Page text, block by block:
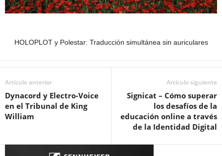
HOLOPLOT y Polestar: Traducción simultánea sin auriculares
Artículo anterior
Dynacord y Electro-Voice
en el Tribunal de King
William
Artículo siguiente
Signicat – Cómo superar
los desafíos de la
educación online a través
de la Identidad Digital